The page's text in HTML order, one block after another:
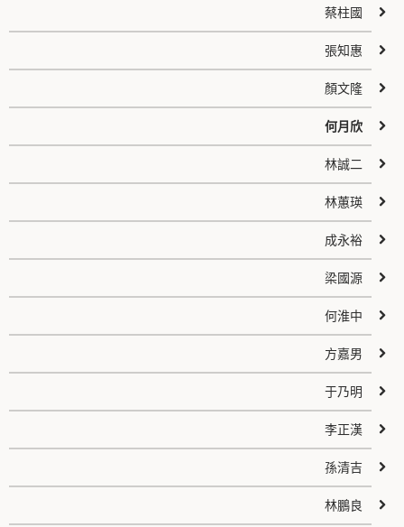
蔡柱國
張知惠
顏文隆
何月欣
林誠二
林蕙瑛
成永裕
梁國源
何淮中
方嘉男
于乃明
李正漢
孫清吉
林鵬良